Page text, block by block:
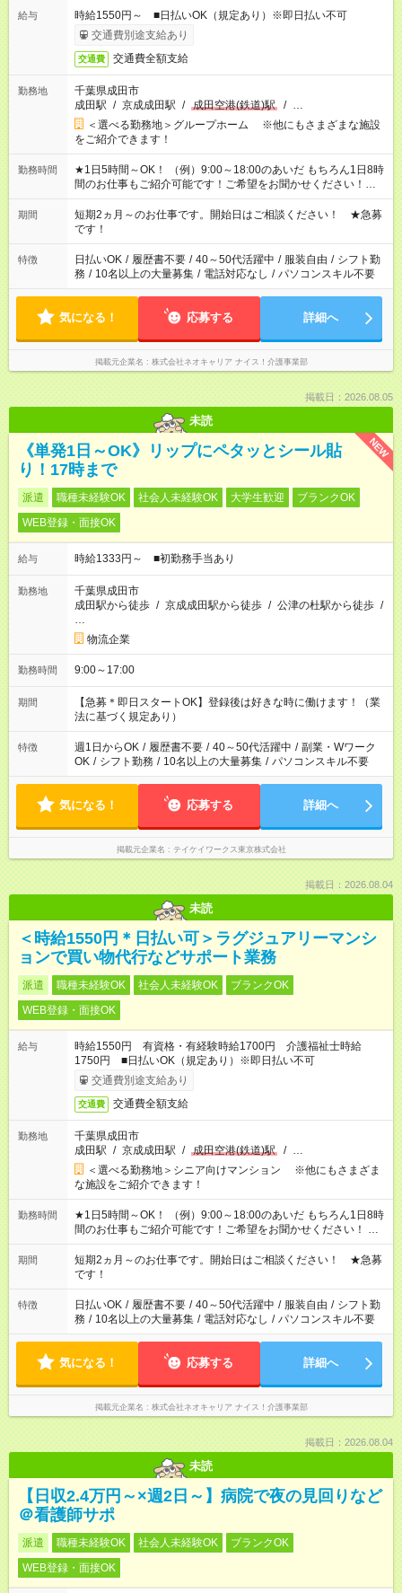
給与
時給1550円～ ■日払いOK（規定あり）※即日払い不可
交通費別途支給あり
交通費 交通費全額支給
勤務地
千葉県成田市
成田駅 / 京成成田駅 / 成田空港(鉄道)駅 / …
＜選べる勤務地＞グループホーム ※他にもさまざまな施設
をご紹介できます！
勤務時間
★1日5時間～OK！ （例）9:00～18:00のあいだ もちろん1日8時
間のお仕事もご紹介可能です！ご希望をお聞かせください！★家
庭の都合でお休みが必要な場合も遠慮なくご相談ください。 ※
週最低15時間以上の勤務が必要です
期間
短期2ヵ月～のお仕事です。開始日はご相談ください！ ★急募
です！
特徴 日払いOK / 履歴書不要 / 40～50代活躍中 / 服装自由 / シフト勤
務 / 10名以上の大量募集 / 電話対応なし / パソコンスキル不要
気になる！ 応募する 詳細へ
掲載元企業名 株式会社ネオキャリア ナイス！介護事業部
掲載日：2026.08.05
未読
NEW
《単発1日～OK》リップにペタッとシール貼
り！17時まで
派遣 職種未経験OK 社会人未経験OK 大学生歓迎
ブランクOK
WEB登録・面接OK
給与 時給1333円～ ■初勤務手当あり
勤務地
千葉県成田市
成田駅から徒歩 / 京成成田駅から徒歩 / 公津の杜駅から徒歩 /
…
物流企業
勤務時間 9:00～17:00
期間
【急募＊即日スタートOK】登録後は好きな時に働けます！（業
法に基づく規定あり）
特徴 週1日からOK / 履歴書不要 / 40～50代活躍中 / 副業・Wワーク
OK / シフト勤務 / 10名以上の大量募集 / パソコンスキル不要
気になる！ 応募する 詳細へ
掲載元企業名 テイケイワークス東京株式会社
掲載日：2026.08.04
未読
＜時給1550円＊日払い可＞ラグジュアリーマンシ
ョンで買い物代行などサポート業務
派遣 職種未経験OK 社会人未経験OK
ブランクOK
WEB登録・面接OK
給与
時給1550円 有資格・有経験時給1700円 介護福祉士時給
1750円 ■日払いOK（規定あり）※即日払い不可
交通費別途支給あり
交通費 交通費全額支給
勤務地
千葉県成田市
成田駅 / 京成成田駅 / 成田空港(鉄道)駅 / …
＜選べる勤務地＞シニア向けマンション ※他にもさまざま
な施設をご紹介できます！
勤務時間
★1日5時間～OK！ （例）9:00～18:00のあいだ もちろん1日8時
間のお仕事もご紹介可能です！ご希望をお聞かせください！ ★
家庭の都合でお休みが必要な場合も遠慮なくご相談ください。
※週最低15時間以上の勤務が必要です
期間
短期2ヵ月～のお仕事です。開始日はご相談ください！ ★急募
です！
特徴 日払いOK / 履歴書不要 / 40～50代活躍中 / 服装自由 / シフト勤
務 / 10名以上の大量募集 / 電話対応なし / パソコンスキル不要
気になる！ 応募する 詳細へ
掲載元企業名 株式会社ネオキャリア ナイス！介護事業部
掲載日：2026.08.04
未読
【日収2.4万円～×週2日～】病院で夜の見回りなど
＠看護師サポ
派遣 職種未経験OK 社会人未経験OK
ブランクOK
WEB登録・面接OK